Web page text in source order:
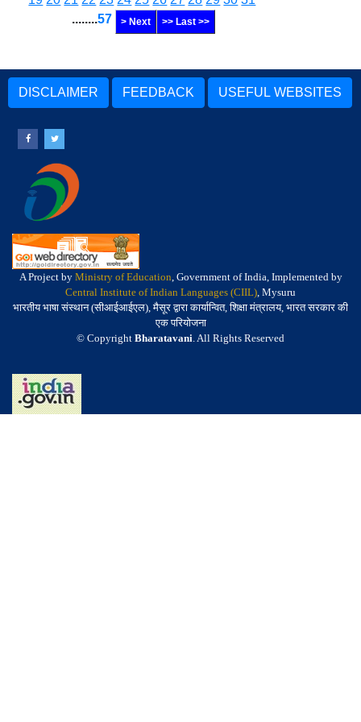
........57 > Next >> Last >>
DISCLAIMER FEEDBACK USEFUL WEBSITES
A Project by Ministry of Education, Government of India, Implemented by
Central Institute of Indian Languages (CIIL), Mysuru
भारतीय भाषा संस्थान (सीआईआईएल), मैसूर द्वारा कार्यान्वित, शिक्षा मंत्रालय, भारत सरकार की
एक परियोजना
© Copyright Bharatavani. All Rights Reserved